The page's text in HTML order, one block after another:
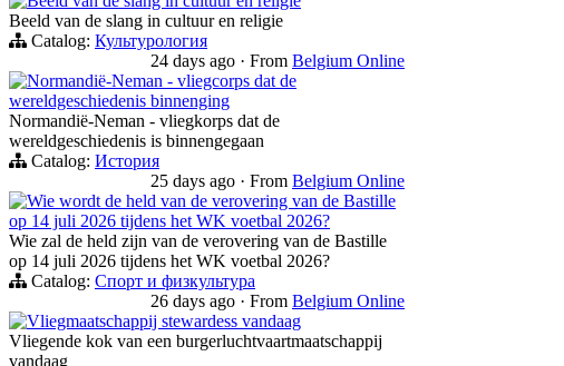
Beeld van de slang in cultuur en religie
Catalog: Культурология
24 days ago · From Belgium Online
Normandië-Neman - vliegcorps dat de
wereldgeschiedenis binnenging
Normandië-Neman - vliegkorps dat de
wereldgeschiedenis is binnengegaan
Catalog: История
25 days ago · From Belgium Online
Wie wordt de held van de verovering van de Bastille
op 14 juli 2026 tijdens het WK voetbal 2026?
Wie zal de held zijn van de verovering van de Bastille
op 14 juli 2026 tijdens het WK voetbal 2026?
Catalog: Спорт и физкультура
26 days ago · From Belgium Online
Vliegmaatschappij stewardess vandaag
Vliegende kok van een burgerluchtvaartmaatschappij
vandaag